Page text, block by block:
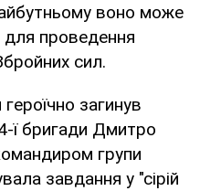
воно може
проведення
сил.
загинув
ї бригади Дмитро
групи
завдання у "сірій